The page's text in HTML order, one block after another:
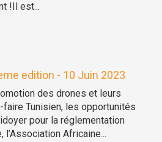
!Il est...
edition - 10 Juin 2023
des drones et leurs
Tunisien, les opportunités
pour la réglementation
l’Association Africaine...